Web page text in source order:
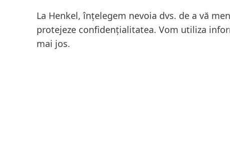
La Henkel, înțelegem nevoia dvs. de a vă
protejeze confidențialitatea. Vom utiliza
mai jos.